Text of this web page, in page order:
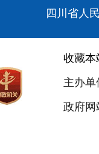
四川省人
收藏本
主办
政府网